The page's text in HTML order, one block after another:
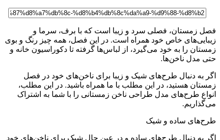
زمستان، فصلی سرد و زیبا است که با برف، سرما و
خاص خود همراه است. در این فصل، همه چیز رنگ و بوی
را به خود می‌گیرد، از لباس‌ها گرفته تا دکوراسیون خانه و
مدل ناخن‌ها.
به دنبال طرح‌های شیک و زیبا برای ناخن‌های خود در فصل
هستید، در این مطلب با ما همراه باشید. در این مطلب،
طرح‌های مدل طراحی ناخن زمستانی را با شما به اشتراک
ساده و شیک
به دنبال طرح‌های ساده و در عین حال شیک برای ناخن‌های خود